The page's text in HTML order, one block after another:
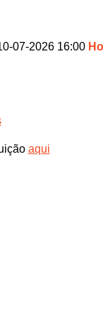
07-2026 16:00
aqui